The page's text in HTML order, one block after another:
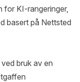
for KI-rangeringer,
basert på Nettsted
bruk av en